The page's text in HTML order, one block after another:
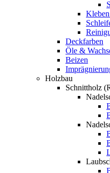
Deckfarben
Öle &
Beizen
Holzbau
Schnittholz